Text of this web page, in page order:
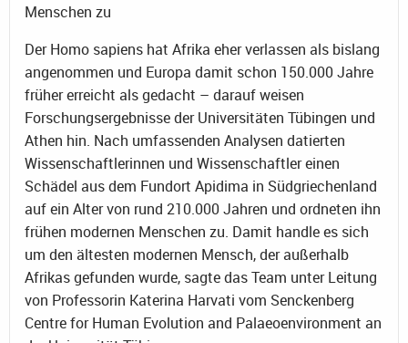
Menschen zu
Der Homo sapiens hat Afrika eher verlassen als bislang
angenommen und Europa damit schon 150.000 Jahre
früher erreicht als gedacht – darauf weisen
Forschungsergebnisse der Universitäten Tübingen und
Athen hin. Nach umfassenden Analysen datierten
Wissenschaftlerinnen und Wissenschaftler einen
Schädel aus dem Fundort Apidima in Südgriechenland
auf ein Alter von rund 210.000 Jahren und ordneten ihn
frühen modernen Menschen zu. Damit handle es sich
um den ältesten modernen Mensch, der außerhalb
Afrikas gefunden wurde, sagte das Team unter Leitung
von Professorin Katerina Harvati vom Senckenberg
Centre for Human Evolution and Palaeoenvironment an